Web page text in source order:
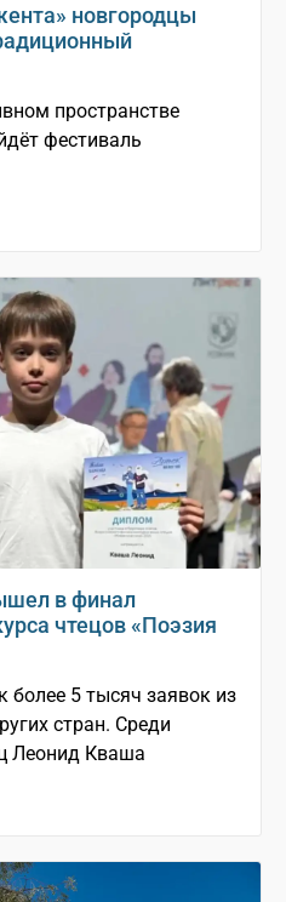
новгородцы
пространстве
фестиваль
в финал
чтецов «Поэзия
более 5 тысяч заявок из
стран. Среди
Леонид Кваша